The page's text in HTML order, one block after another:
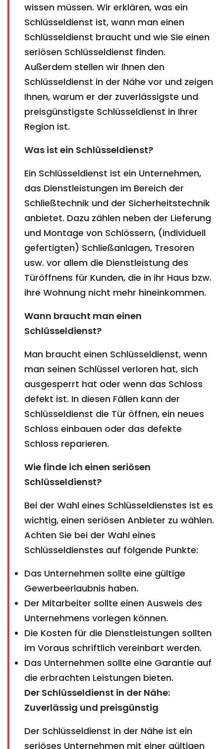
wissen müssen. Wir erklären, was ein
Schlüsseldienst ist, wann man einen
Schlüsseldienst braucht und wie Sie einen
seriösen Schlüsseldienst finden.
Außerdem stellen wir Ihnen den
Schlüsseldienst in der Nähe vor und zeigen
Ihnen, warum er der zuverlässigste und
preisgünstigste Schlüsseldienst in Ihrer
Region ist.
Was ist ein Schlüsseldienst?
Ein Schlüsseldienst ist ein Unternehmen,
das Dienstleistungen im Bereich der
Schließtechnik und der Sicherheitstechnik
anbietet. Dazu zählen neben der Lieferung
und Montage von Schlössern, (individuell
gefertigten) Schließanlagen, Tresoren
usw. vor allem die Dienstleistung des
Türöffnens für Kunden, die in ihr Haus bzw.
ihre Wohnung nicht mehr hineinkommen.
Wann braucht man einen
Schlüsseldienst?
Man braucht einen Schlüsseldienst, wenn
man seinen Schlüssel verloren hat, sich
ausgesperrt hat oder wenn das Schloss
defekt ist. In diesen Fällen kann der
Schlüsseldienst die Tür öffnen, ein neues
Schloss einbauen oder das defekte
Schloss reparieren.
Wie finde ich einen seriösen
Schlüsseldienst?
Bei der Wahl eines Schlüsseldienstes ist es
wichtig, einen seriösen Anbieter zu wählen.
Achten Sie bei der Wahl eines
Schlüsseldienstes auf folgende Punkte:
Das Unternehmen sollte eine gültige
Gewerbeerlaubnis haben.
Der Mitarbeiter sollte einen Ausweis des
Unternehmens vorlegen können.
Die Kosten für die Dienstleistungen sollten
im Voraus schriftlich vereinbart werden.
Das Unternehmen sollte eine Garantie auf
die erbrachten Leistungen bieten.
Der Schlüsseldienst in der Nähe:
Zuverlässig und preisgünstig
Der Schlüsseldienst in der Nähe ist ein
seriöses Unternehmen mit einer gültigen